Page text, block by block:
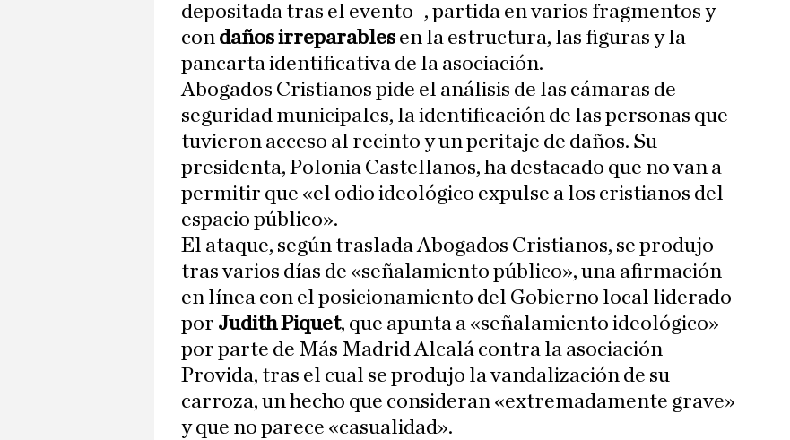
depositada tras el evento–, partida en varios fragmentos y
con daños irreparables en la estructura, las figuras y la
pancarta identificativa de la asociación.
Abogados Cristianos pide el análisis de las cámaras de
seguridad municipales, la identificación de las personas que
tuvieron acceso al recinto y un peritaje de daños. Su
presidenta, Polonia Castellanos, ha destacado que no van a
permitir que «el odio ideológico expulse a los cristianos del
espacio público».
El ataque, según traslada Abogados Cristianos, se produjo
tras varios días de «señalamiento público», una afirmación
en línea con el posicionamiento del Gobierno local liderado
por Judith Piquet, que apunta a «señalamiento ideológico»
por parte de Más Madrid Alcalá contra la asociación
Provida, tras el cual se produjo la vandalización de su
carroza, un hecho que consideran «extremadamente grave»
y que no parece «casualidad».